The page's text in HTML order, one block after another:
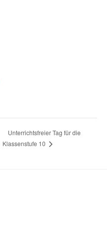
Unterrichtsfreier Tag für die
Klassenstufe 10